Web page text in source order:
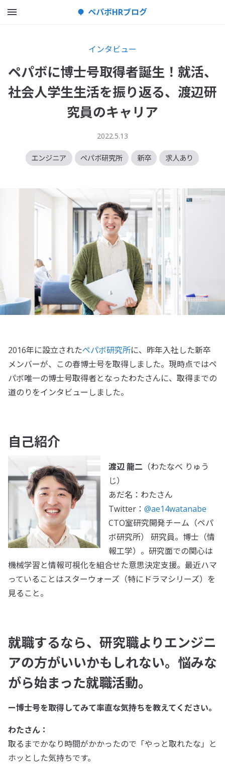
ペパボHRブログ
インタビュー
ペパボに博士号取得者誕生！就活、
社会人学生生活を振り返る、渡辺研
究員のキャリア
2022.5.13
エンジニア ペパボ研究所 新卒 求人あり
2016年に設立されたペパボ研究所に、昨年入社した新卒
メンバーが、この春博士号を取得しました。現時点ではペ
パボ唯一の博士号取得者となったわたさんに、取得までの
道のりをインタビューしました。
自己紹介
渡辺 龍二 （わたなべ りゅう
じ）
あだ名：わたさん
Twitter： @ae14watanabe
CTO室研究開発チーム（ペパ
ボ研究所） 研究員。博士（情
報工学）。研究面での関心は
機械学習と情報可視化を組合せた意思決定支援。最近ハマ
っていることはスターウォーズ（特にドラマシリーズ）を
見ること。
就職するなら、研究職よりエンジニ
アの方がいいかもしれない。悩みな
がら始まった就職活動。
ー博士号を取得してみて率直な気持ちを教えてください。
わたさん：
取るまでかなり時間がかかったので「やっと取れたな」と
ホッとした気持ちです。